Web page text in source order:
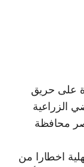
على حريق
الزراعية
محافظة
اخطارا من